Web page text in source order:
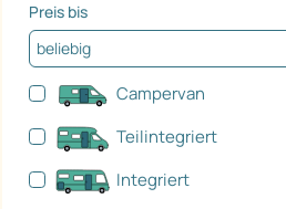
Preis bis
Campervan
Teilintegriert
Integriert